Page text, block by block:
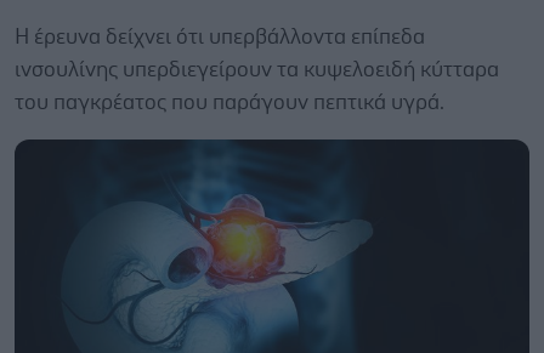
Η έρευνα δείχνει ότι υπερβάλλοντα επίπεδα
ινσουλίνης υπερδιεγείρουν τα κυψελοειδή κύτταρα
του παγκρέατος που παράγουν πεπτικά υγρά.